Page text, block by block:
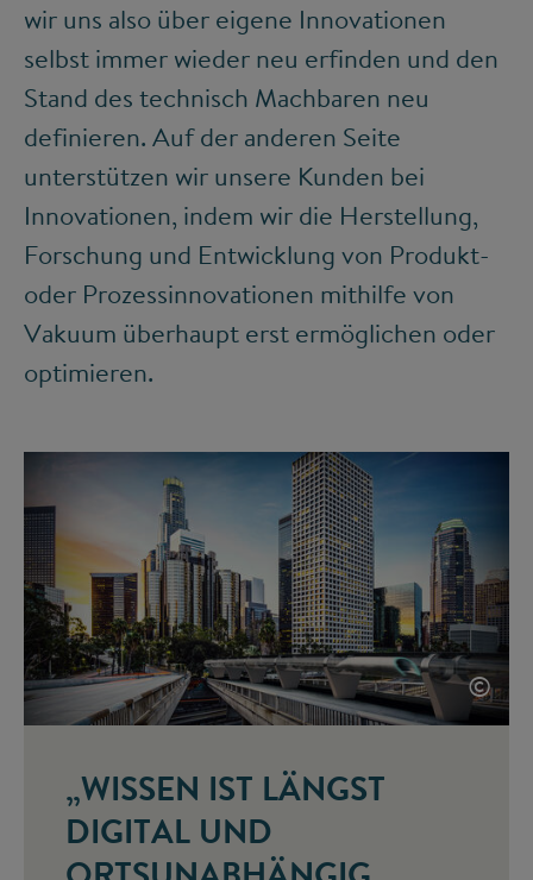
wir uns also über eigene Innovationen
selbst immer wieder neu erfinden und den
Stand des technisch Machbaren neu
definieren. Auf der anderen Seite
unterstützen wir unsere Kunden bei
Innovationen, indem wir die Herstellung,
Forschung und Entwicklung von Produkt-
oder Prozessinnovationen mithilfe von
Vakuum überhaupt erst ermöglichen oder
optimieren.
©
„WISSEN IST LÄNGST
DIGITAL UND